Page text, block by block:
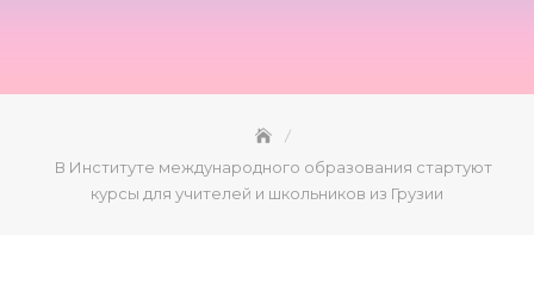
В Институте международного образования стартуют
курсы для учителей и школьников из Грузии